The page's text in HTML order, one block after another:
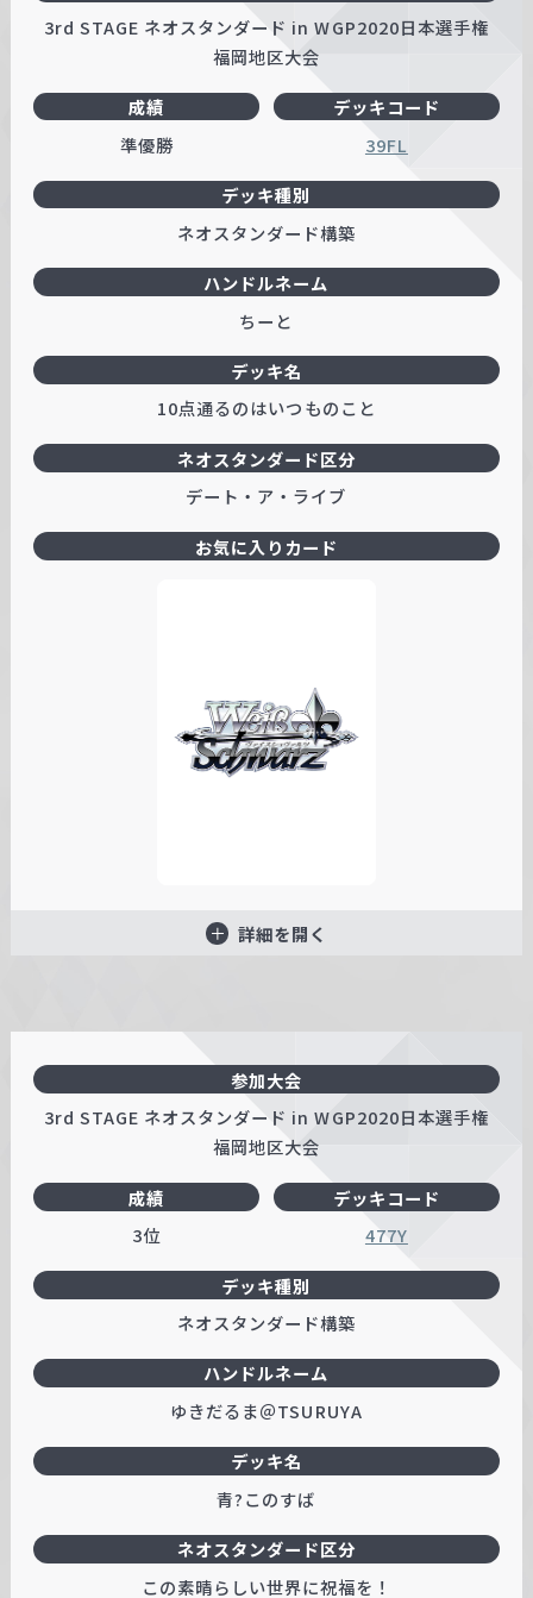
3rd STAGE ネオスタンダード in WGP2020日本選手権
福岡地区大会
成績
準優勝
ハンドルネーム
ちーと
デッキコード
39FL
デッキ名
10点通るのはいつものこと
デッキ種別
ネオスタンダード構築
ネオスタンダード区分
デート・ア・ライブ
お気に入りカード
詳細を開く
参加大会
3rd STAGE ネオスタンダード in WGP2020日本選手権
福岡地区大会
成績
3位
ハンドルネーム
ゆきだるま＠TSURUYA
デッキコード
477Y
デッキ名
青?このすば
デッキ種別
ネオスタンダード構築
ネオスタンダード区分
この素晴らしい世界に祝福を！